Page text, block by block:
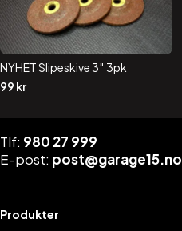
NYHET Slipeskive 3″ 3pk
99 kr
Tlf: 980 27 999
E-post: post@garage15.no
Produkter